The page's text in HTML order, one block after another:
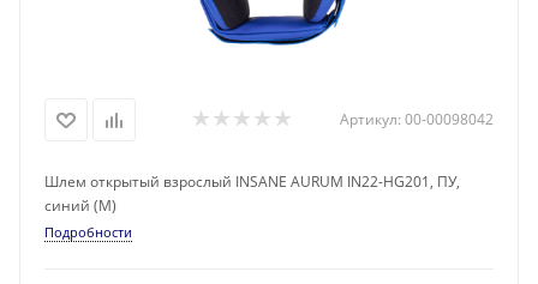
Артикул: 00-00098042
Шлем открытый взрослый INSANE AURUM IN22-HG201, ПУ,
синий (M)
Подробности